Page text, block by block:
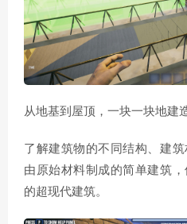
从地基到屋顶，一块一块地建
了解建筑物的不同结构、建
由原始材料制成的简单建筑
的超现代建筑。